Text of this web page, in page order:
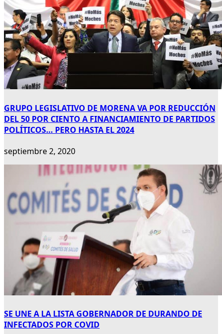
GRUPO LEGISLATIVO DE MORENA VA POR REDUCCIÓN
DEL 50 POR CIENTO A FINANCIAMIENTO DE PARTIDOS
POLÍTICOS… PERO HASTA EL 2024
septiembre 2, 2020
SE UNE A LA LISTA GOBERNADOR DE DURANDO DE
INFECTADOS POR COVID